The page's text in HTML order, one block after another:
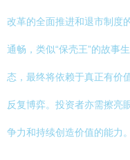
改革的全面推进和退市制度
通畅，类似“保壳王”的故事
态，最终将依赖于真正有价
反复博弈。投资者亦需擦亮
争力和持续创造价值的能力。